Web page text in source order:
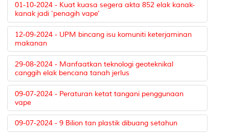
01-10-2024 - Kuat kuasa segera akta 852 elak kanak-
kanak jadi 'penagih vape'
12-09-2024 - UPM bincang isu komuniti keterjaminan
makanan
29-08-2024 - Manfaatkan teknologi geoteknikal
canggih elak bencana tanah jerlus
09-07-2024 - Peraturan ketat tangani penggunaan
vape
09-07-2024 - 9 Bilion tan plastik dibuang setahun